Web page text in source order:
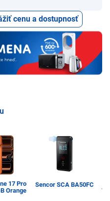
cenu a dostupnosť
17 Pro
Orange
Sencor SCA BA50FC